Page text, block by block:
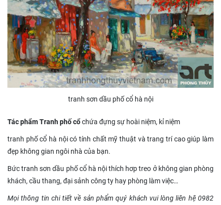
tranh sơn dầu phố cổ hà nội
Tác phẩm Tranh phố cổchứa đựng sự hoài niệm, kỉ niệm
tranh phố cổ hà nội có tính chất mỹ thuật và trang trí cao giúp làm
đẹp không gian ngôi nhà của bạn.
Bức tranh sơn dầu phố cổ hà nội thích hơp treo ở không gian phòng
khách, cầu thang, đại sảnh công ty hay phòng làm việc…
Mọi thông tin chi tiết về sản phẩm quý khách vui lòng liên hệ 0982